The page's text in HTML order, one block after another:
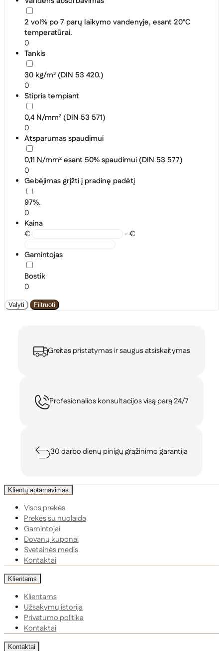
2 vol% po 7 parų laikymo vandenyje, esant 20°C
temperatūrai.
0
Tankis
30 kg/m³ (DIN 53 420.)
0
Stipris tempiant
0,4 N/mm² (DIN 53 571)
0
Atsparumas spaudimui
0,11 N/mm² esant 50% spaudimui (DIN 53 577)
0
Gebėjimas grįžti į pradinę padėtį
97%.
0
Kaina
€
- €
Gamintojas
Bostik
0
Valyti Filtruoti
Greitas pristatymas ir saugus atsiskaitymas
Profesionalios konsultacijos visą parą 24/7
30 darbo dienų pinigų grąžinimo garantija
Klientų aptarnavimas
Visos prekės
Prekės su nuolaida
Gamintojai
Dovanų kuponai
Svetainės medis
Kontaktai
Klientams
Klientams
Užsakymų istorija
Privatumo politika
Kontaktai
Kontaktai